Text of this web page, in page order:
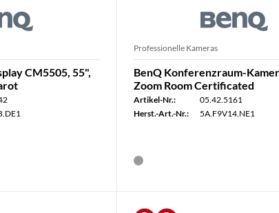
CM5505, 55",
Professionelle Kameras
BenQ Konferenzraum-
Zoom Room Certificated
Artikel-Nr.:
05.42.5161
Herst.-Art.-Nr.:
5A.F9V14.NE1